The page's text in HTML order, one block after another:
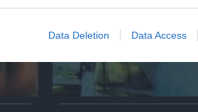
Data Deletion Data Access